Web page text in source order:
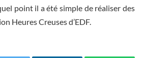
point il a été simple de réaliser des
Heures Creuses d’EDF.